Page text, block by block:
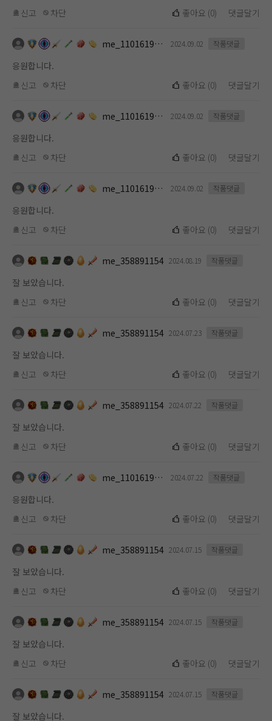
신고
차단 좋아요 (0) 댓글달기
me_1101619112 2024.09.02 작품댓글
응원합니다.
신고
차단 좋아요 (0) 댓글달기
me_1101619112 2024.09.02 작품댓글
응원합니다.
신고
차단 좋아요 (0) 댓글달기
me_1101619112 2024.09.02 작품댓글
응원합니다.
신고
차단 좋아요 (0) 댓글달기
me_358891154 2024.08.19 작품댓글
잘 보았습니다.
신고
차단 좋아요 (0) 댓글달기
me_358891154 2024.07.23 작품댓글
잘 보았습니다.
신고
차단 좋아요 (0) 댓글달기
me_358891154 2024.07.22 작품댓글
잘 보았습니다.
신고
차단 좋아요 (0) 댓글달기
me_1101619112 2024.07.22 작품댓글
응원합니다.
신고
차단 좋아요 (0) 댓글달기
me_358891154 2024.07.15 작품댓글
잘 보았습니다.
신고
차단 좋아요 (0) 댓글달기
me_358891154 2024.07.15 작품댓글
잘 보았습니다.
신고
차단 좋아요 (0) 댓글달기
me_358891154 2024.07.15 작품댓글
잘 보았습니다.